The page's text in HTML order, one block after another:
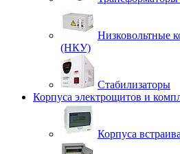
Низковольтные
(НКУ)
Стабилизаторы
Корпуса электрощитов и
Корпуса